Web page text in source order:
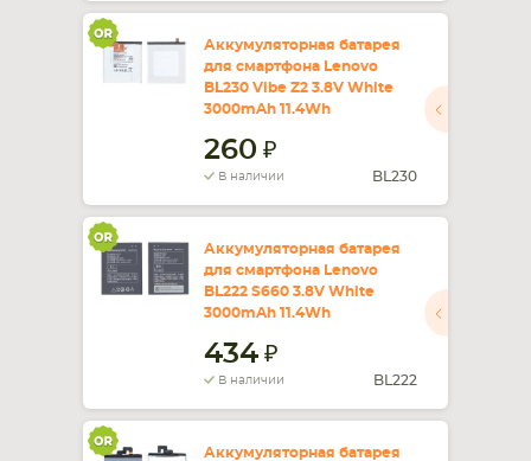
Аккумуляторная батарея
для смартфона Lenovo
BL230 Vibe Z2 3.8V White
3000mAh 11.4Wh
260
В наличии BL230
Аккумуляторная батарея
для смартфона Lenovo
BL222 S660 3.8V White
3000mAh 11.4Wh
434
В наличии BL222
Аккумуляторная батарея